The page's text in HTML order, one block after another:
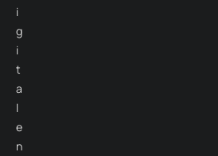
i
g
i
t
a
l
e
n